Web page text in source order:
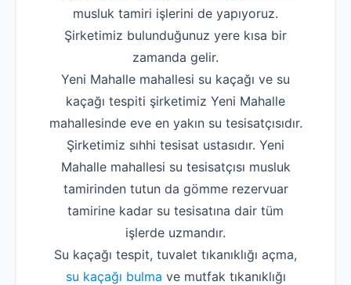
musluk tamiri işlerini de yapıyoruz.
Şirketimiz bulunduğunuz yere kısa bir
zamanda gelir.
Yeni Mahalle mahallesi su kaçağı ve su
kaçağı tespiti şirketimiz Yeni Mahalle
mahallesinde eve en yakın su tesisatçısıdır.
Şirketimiz sıhhi tesisat ustasıdır. Yeni
Mahalle mahallesi su tesisatçısı musluk
tamirinden tutun da gömme rezervuar
tamirine kadar su tesisatına dair tüm
işlerde uzmandır.
Su kaçağı tespit, tuvalet tıkanıklığı açma,
su kaçağı bulma ve mutfak tıkanıklığı